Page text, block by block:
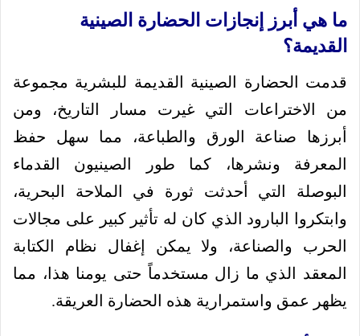
ما هي أبرز إنجازات الحضارة الصينية
القديمة؟
قدمت الحضارة الصينية القديمة للبشرية مجموعة
من الاختراعات التي غيرت مسار التاريخ، ومن
أبرزها صناعة الورق والطباعة، مما سهل حفظ
المعرفة ونشرها، كما طور الصينيون القدماء
البوصلة التي أحدثت ثورة في الملاحة البحرية،
وابتكروا البارود الذي كان له تأثير كبير على مجالات
الحرب والصناعة، ولا يمكن إغفال نظام الكتابة
المعقد الذي ما زال مستخدماً حتى يومنا هذا، مما
يظهر عمق واستمرارية هذه الحضارة العريقة.